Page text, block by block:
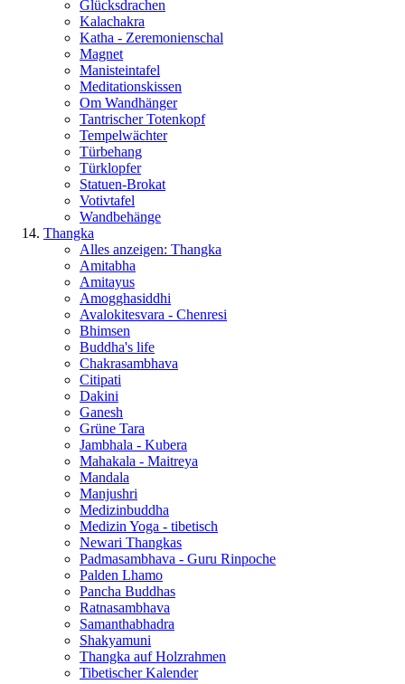
Glücksdrachen
Kalachakra
Katha - Zeremonienschal
Magnet
Manisteintafel
Meditationskissen
Om Wandhänger
Tantrischer Totenkopf
Tempelwächter
Türbehang
Türklopfer
Statuen-Brokat
Votivtafel
Wandbehänge
Thangka
Alles anzeigen: Thangka
Amitabha
Amitayus
Amogghasiddhi
Avalokitesvara - Chenresi
Bhimsen
Buddha's life
Chakrasambhava
Citipati
Dakini
Ganesh
Grüne Tara
Jambhala - Kubera
Mahakala - Maitreya
Mandala
Manjushri
Medizinbuddha
Medizin Yoga - tibetisch
Newari Thangkas
Padmasambhava - Guru Rinpoche
Palden Lhamo
Pancha Buddhas
Ratnasambhava
Samanthabhadra
Shakyamuni
Thangka auf Holzrahmen
Tibetischer Kalender